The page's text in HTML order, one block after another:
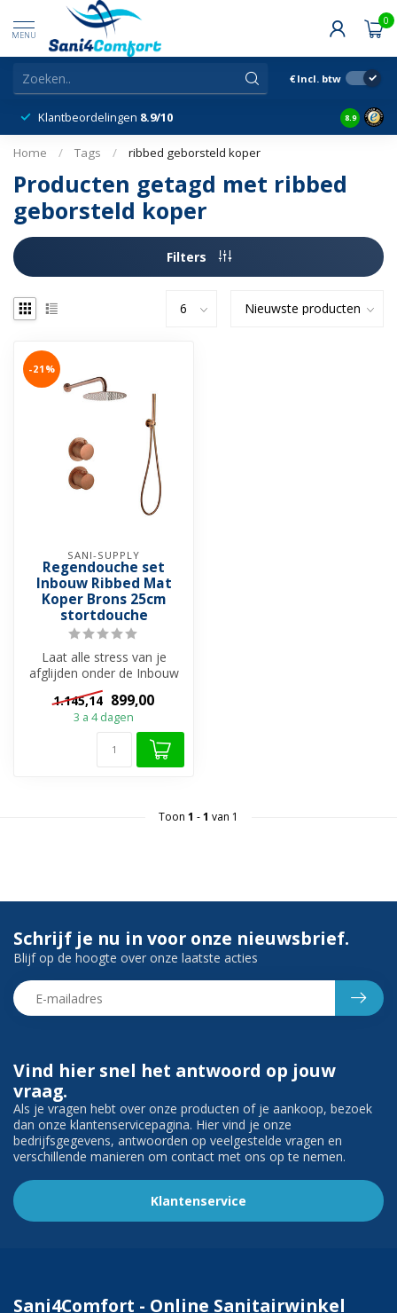
MENU
0
€ Incl. btw
Klantbeordelingen 8.9/10 8.9
Home / Tags / ribbed geborsteld koper
Producten getagd met ribbed
geborsteld koper
Filters
-21%
SANI-SUPPLY
Regendouche set
Inbouw Ribbed Mat
Koper Brons 25cm
stortdouche
Laat alle stress van je
afglijden onder de Inbouw
regendouche set Ribbed
met 25c...
1.145,14 899,00
3 a 4 dagen
Toon 1 -1 van 1
Vind hier snel het antwoord op jouw
vraag.
Als je vragen hebt over onze producten of je aankoop, bezoek
dan onze klantenservicepagina. Hier vind je onze
bedrijfsgegevens, antwoorden op veelgestelde vragen en
verschillende manieren om contact met ons op te nemen.
Klantenservice
Schrijf je nu in voor onze nieuwsbrief.
Blijf op de hoogte over onze laatste acties
Sani4Comfort - Online Sanitairwinkel